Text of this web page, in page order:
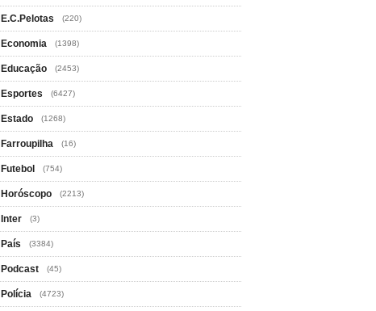
E.C.Pelotas (220)
Economia (1398)
Educação (2453)
Esportes (6427)
Estado (1268)
Farroupilha (16)
Futebol (754)
Horóscopo (2213)
Inter (3)
País (3384)
Podcast (45)
Polícia (4723)